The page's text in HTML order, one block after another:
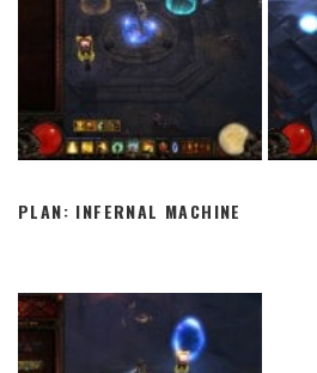
PLAN: INFERNAL MACHINE